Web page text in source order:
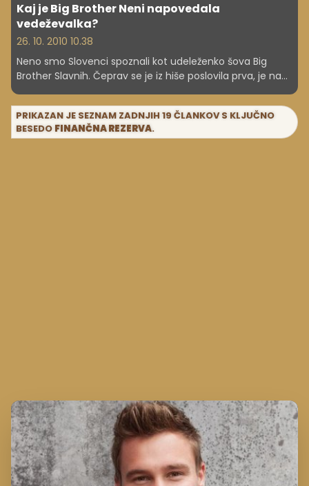
Kaj je Big Brother Neni napovedala
vedeževalka?
26. 10. 2010 10.38
Neno smo Slovenci spoznali kot udeleženko šova Big
Brother Slavnih. Čeprav se je iz hiše poslovila prva, je na
marsikoga naredila močan vtis.
PRIKAZAN JE SEZNAM ZADNJIH 19 ČLANKOV S KLJUČNO
BESEDO FINANČNA REZERVA.